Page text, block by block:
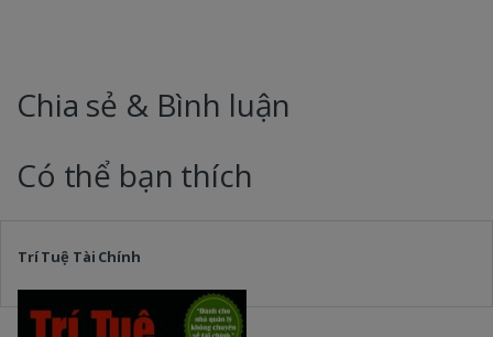
Chia sẻ & Bình luận
Có thể bạn thích
Trí Tuệ Tài Chính